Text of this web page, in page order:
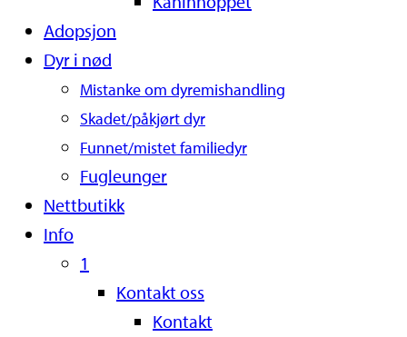
Adopsjon
Dyr i nød
Mistanke om dyremishandling
Skadet/påkjørt dyr
Funnet/mistet familiedyr
Fugleunger
Nettbutikk
Info
1
Kontakt oss
Kontakt